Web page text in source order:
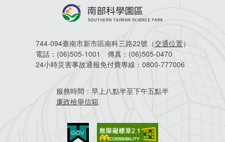
744-094臺南市新市區南科三路22號（交通位置）
電話： (06)505-1001 傳真： (06)505-0470
24小時災害事故通報免付費專線： 0800-777006
服務時間： 早上八點半至下午五點半
廉政檢舉信箱